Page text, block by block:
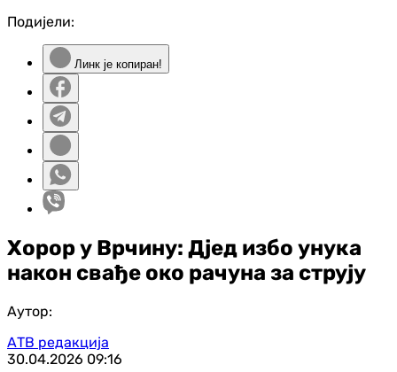
Подијели:
Линк је копиран!
Хорор у Врчину: Дјед избо унука
након свађе око рачуна за струју
Аутор:
АТВ редакција
30.04.2026 09:16